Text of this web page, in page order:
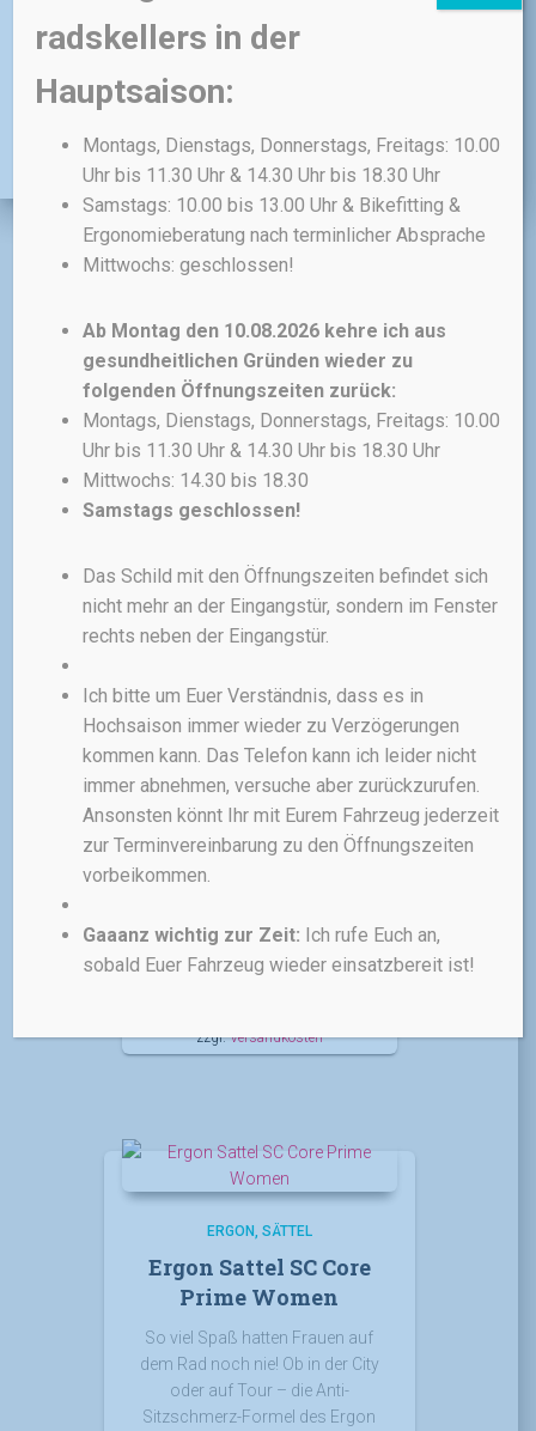
deinem Training belassen.
Art:
ohne Setback, mit Setback
Ähnliche Produkte
Ergon SM Enduro
Comp Men
krachen lassen wie die Profis?
aus Komfort und
Bewegungsfreiheit? Dann sitzt
du auf dem Ergon SM Enduro
Comp Men genau richtig.
Entwickelt in der Enduro World
Series, ist er für jede Action zu
100,00€ Ursprünglicher
Preis
65,00€Aktueller
Preis
zzgl.Versandkosten
ERGON SÄTTEL
Ergon Sattel SC Core
Prime Women
So viel Spaß hatten Frauen auf
dem Rad noch nie! Ob in der City
oder auf Tour – die Anti-
Sitzschmerz-Formel des Ergon
radskellers in der
Hauptsaison:
Montags, Dienstags, Donnerstags, Freitags: 10.00
Uhr bis 11.30 Uhr & 14.30 Uhr bis 18.30 Uhr
Samstags: 10.00 bis 13.00 Uhr & Bikefitting &
Ergonomieberatung nach terminlicher Absprache
Mittwochs: geschlossen!
Ab Montag den 10.08.2026 kehre ich aus
gesundheitlichen Gründen wieder zu
folgenden Öffnungszeiten zurück:
Montags, Dienstags, Donnerstags, Freitags: 10.00
Uhr bis 11.30 Uhr & 14.30 Uhr bis 18.30 Uhr
Mittwochs: 14.30 bis 18.30
Samstags geschlossen!
Das Schild mit den Öffnungszeiten befindet sich
nicht mehr an der Eingangstür, sondern im Fenster
rechts neben der Eingangstür.
Ich bitte um Euer Verständnis, dass es in
Hochsaison immer wieder zu Verzögerungen
kommen kann. Das Telefon kann ich leider nicht
immer abnehmen, versuche aber zurückzurufen.
Ansonsten könnt Ihr mit Eurem Fahrzeug jederzeit
zur Terminvereinbarung zu den Öffnungszeiten
vorbeikommen.
Gaaanz wichtig zur Zeit: Ich rufe Euch an,
sobald Euer Fahrzeug wieder einsatzbereit ist!